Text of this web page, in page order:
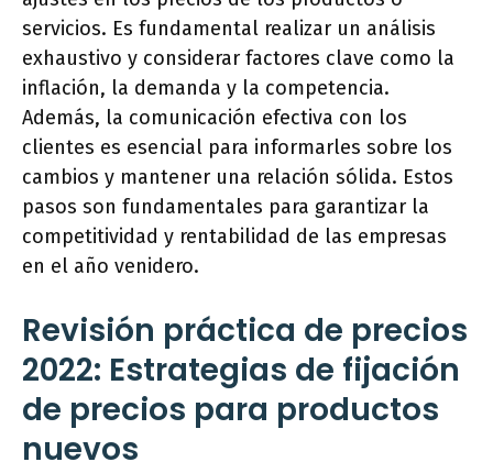
servicios. Es fundamental realizar un análisis
exhaustivo y considerar factores clave como la
inflación, la demanda y la competencia.
Además, la comunicación efectiva con los
clientes es esencial para informarles sobre los
cambios y mantener una relación sólida. Estos
pasos son fundamentales para garantizar la
competitividad y rentabilidad de las empresas
en el año venidero.
Revisión práctica de precios
2022: Estrategias de fijación
de precios para productos
nuevos